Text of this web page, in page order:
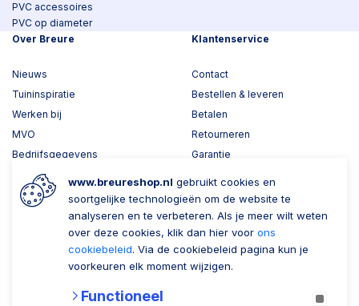
PVC accessoires
PVC op diameter
Over Breure
Nieuws
Tuininspiratie
Werken bij
MVO
Bedrijfsgegevens
Toplawood 3D configurator
Kijk mee met Breure
Klantenservice
Contact
Bestellen & leveren
Betalen
Retourneren
Garantie
Wil je ons volgen? Zaken doen met Breure
Zakelijk bestellen
www.breureshop.nl gebruikt cookies en
soortgelijke technologieën om de website te
analyseren en te verbeteren. Als je meer wilt weten
over deze cookies, klik dan hier voor ons
cookiebeleid. Via de cookiebeleid pagina kun je
voorkeuren elk moment wijzigen.
Functioneel